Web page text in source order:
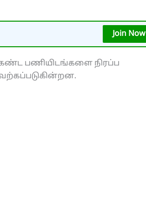
Join Now
பணியிடங்களை நிரப்ப